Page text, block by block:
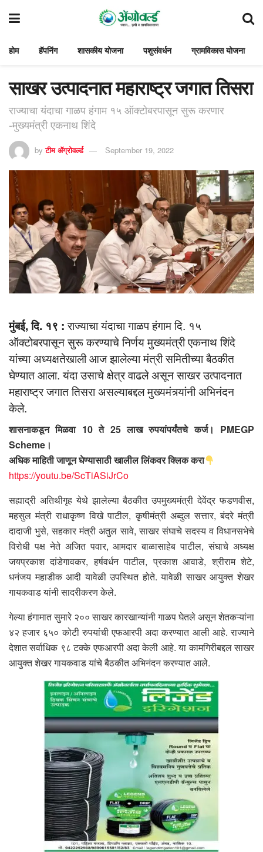
होम हॅपनिंग शासकीय योजना पशुसंवर्धन ग्रामविकास योजना
साखर उत्पादनात महाराष्ट्र जगात तिसरा
राज्याचा यंदाचा गाळप हंगाम १५ ऑक्टोबरपासून सुरू करणार
-मुख्यमंत्री एकनाथ शिंदे
by टीम ॲग्रोवर्ल्ड September 19, 2022
मुंबई, दि. १९ :राज्याचा यंदाचा गाळप हंगाम दि. १५
ऑक्टोबरपासून सुरू करण्याचे निर्णय मुख्यमंत्री एकनाथ शिंदे
यांच्या अध्यक्षतेखाली आज झालेल्या मंत्री समितीच्या बैठकीत
घेण्यात आला. यंदा उसाचे क्षेत्र वाढले असून साखर उत्पादनात
महाराष्ट्र जगात तिसरा असल्याबद्दल मुख्यमंत्र्यांनी अभिनंदन
केले.
शासनाकडून मिळवा 10 ते 25 लाख रुपयांपर्यंतचे कर्ज। PMEGP
Scheme।
अधिक माहिती जाणून घेण्यासाठी खालील लिंकवर क्लिक करा
https://youtu.be/ScTiASiJrCo
सह्याद्री अतिथीगृह येथे झालेल्या बैठकीत उपमुख्यमंत्री देवेंद्र फडणवीस,
महसुल मंत्री राधाकृष्ण विखे पाटील, कृषीमंत्री अब्दुल सत्तार, बंदरे मंत्री
दादाजी भुसे, सहकार मंत्री अतुल सावे, साखर संघाचे सदस्य व विधानसभेचे
विरोधी पक्ष नेते अजित पवार, आमदार बाळासाहेब पाटील, संघाचे अध्यक्ष
जयप्रकाश दांडेगावकर, हर्षवर्धन पाटील, प्रकाश आवाडे, श्रीराम शेटे,
धनंजय महाडीक आदी यावेळी उपस्थित होते. यावेळी साखर आयुक्त शेखर
गायकवाड यांनी सादरीकरण केले.
गेल्या हंगामात सुमारे २०० साखर कारखान्यांनी गाळप घेतले असून शेतकऱ्यांना
४२ हजार ६५० कोटी रुपयांची एफआरपी अदा करण्यात आली आहे. राज्याने
देशात सर्वाधिक ९८ टक्के एफआरपी अदा केली आहे. या कामगिरीबद्दल साखर
आयुक्त शेखर गायकवाड यांचे बैठकीत अभिनंदन करण्यात आले.